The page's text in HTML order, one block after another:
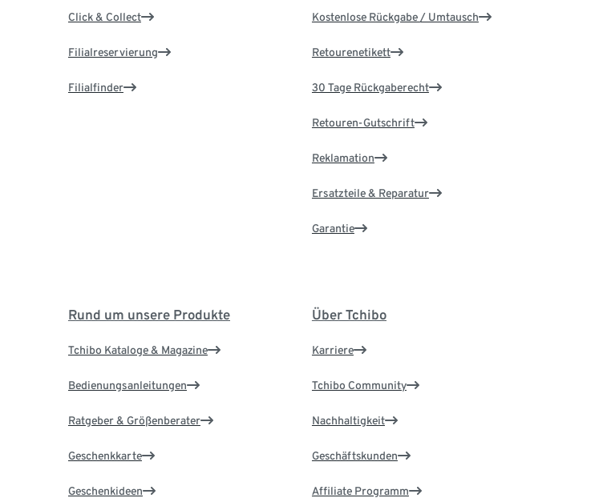
Click & Collect
Filialreservierung
Filialfinder
Kostenlose Rückgabe / Umtausch
Retourenetikett
30 Tage Rückgaberecht
Retouren-Gutschrift
Reklamation
Ersatzteile & Reparatur
Garantie
Rund um unsere Produkte
Tchibo Kataloge & Magazine
Bedienungsanleitungen
Ratgeber & Größenberater
Geschenkkarte
Geschenkideen
Über Tchibo
Karriere
Tchibo Community
Nachhaltigkeit
Geschäftskunden
Affiliate Programm